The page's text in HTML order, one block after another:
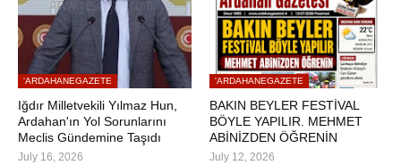
'ARDAHANEGAZETE
Iğdır Milletvekili Yılmaz Hun,
Ardahan'ın Yol Sorunlarını
Meclis Gündemine Taşıdı
July 16, 2026
'ARDAHANEGAZETE
BAKIN BEYLER FESTİVAL
BÖYLE YAPILIR. MEHMET
ABİNİZDEN ÖĞRENİN
July 12, 2026